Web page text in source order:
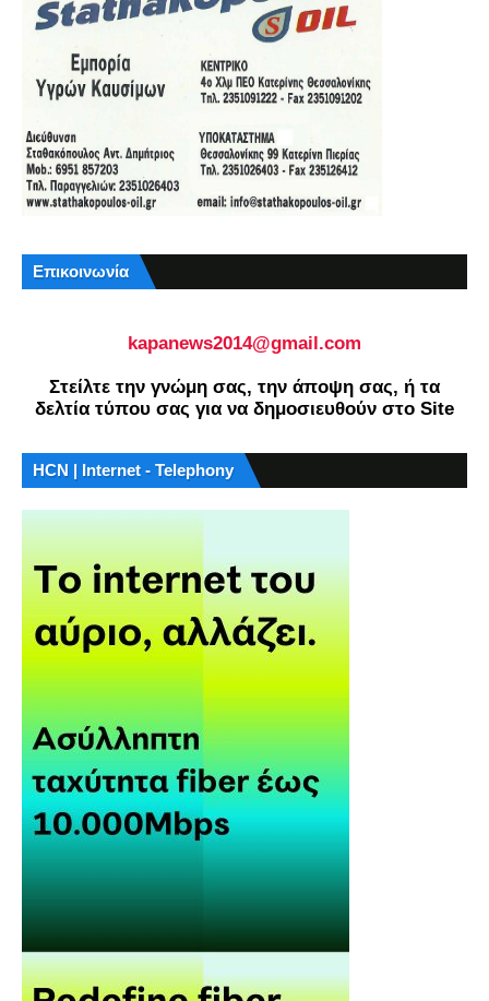
Επικοινωνία
kapanews2014@gmail.com
Στείλτε την γνώμη σας, την άποψη σας, ή τα
δελτία τύπου σας για να δημοσιευθούν στο Site
HCN | Internet - Telephony